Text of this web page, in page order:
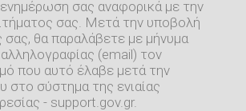
σας αναφορικά με την
σας. Μετά την υποβολή
σας, θα παραλάβετε με μήνυμα
(email) τον
που αυτό έλαβε μετά την
στο σύστημα της ενιαίας
- support.gov.gr.